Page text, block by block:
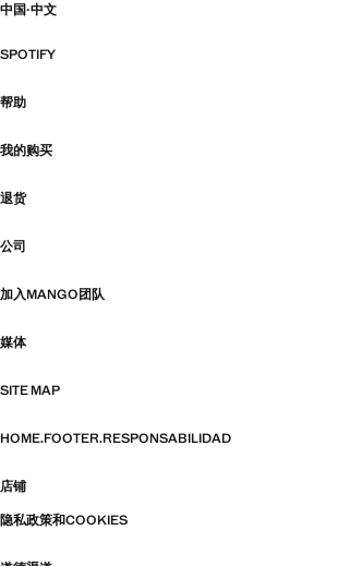
中国·中文
SPOTIFY
帮助
我的购买
退货
公司
加入MANGO团队
媒体
SITE MAP
HOME.FOOTER.RESPONSABILIDAD
店铺
隐私政策和COOKIES